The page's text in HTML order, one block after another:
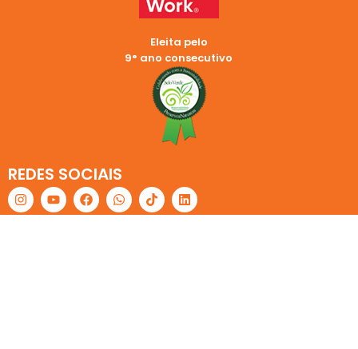
Eleita pelo
9° ano consecutivo
REDES SOCIAIS